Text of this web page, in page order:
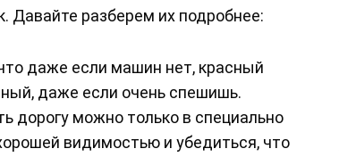
Давайте разберем их подробнее:
даже если машин нет, красный
даже если очень спешишь.
дорогу можно только в специально
видимостью и убедиться, что